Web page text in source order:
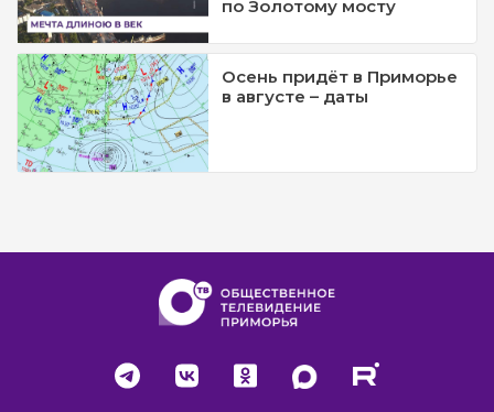
по Золотому мосту
Осень придёт в Приморье
в августе – даты